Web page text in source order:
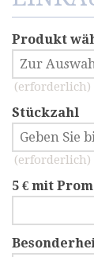
Produkt
(erforderlich)
Stückzahl
(erforderlich)
5 € mit